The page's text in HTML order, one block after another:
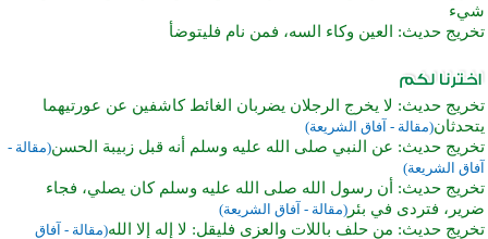
شيء
تخريج حديث: العين وكاء السه، فمن نام فليتوضأ
تخريج حديث: لا يخرج الرجلان يضربان الغائط كاشفين عن عورتيهما
يتحدثان(مقالة - آفاق الشريعة)
تخريج حديث: عن النبي صلى الله عليه وسلم أنه قبل زبيبة الحسن(مقالة -
آفاق الشريعة)
تخريج حديث: أن رسول الله صلى الله عليه وسلم كان يصلي، فجاء
ضرير، فتردى في بئر (مقالة - آفاق الشريعة)
تخريج حديث: من حلف باللات والعزى فليقل: لا إله إلا الله(مقالة - آفاق